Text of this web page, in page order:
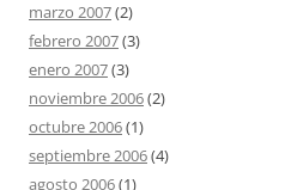
marzo 2007(2)
febrero 2007(3)
enero 2007(3)
noviembre 2006(2)
octubre 2006(1)
septiembre 2006(4)
agosto 2006(1)